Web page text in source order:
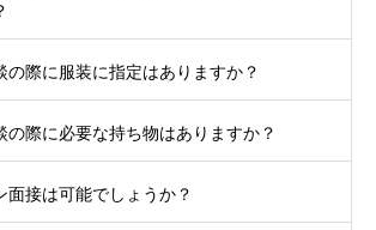
の際に服装に指定はありますか？
の際に必要な持ち物はありますか？
面接は可能でしょうか？